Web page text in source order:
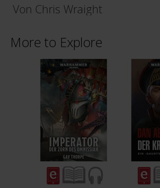
Von Chris Wraight
More to Explore